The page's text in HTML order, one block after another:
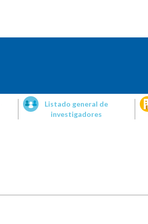
Listado general de
investigadores